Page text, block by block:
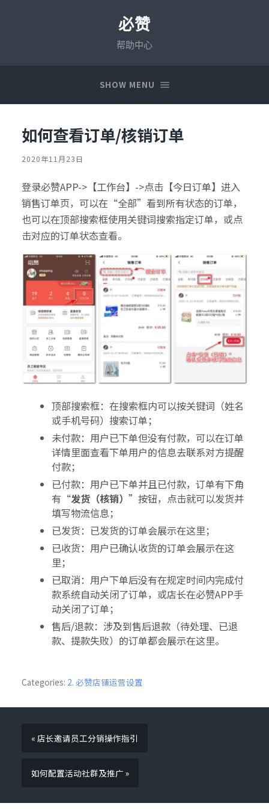
必赞
帮助中心
SHOW MENU
如何查看订单/核销订单
2020年11月23日
登录必赞APP->【工作台】->点击【今日订单】进入
销售订单页，可以在“全部”看到所有状态的订单，
也可以在顶部搜索框使用关键词搜索指定订单，或点
击对应的订单状态查看。
顶部搜索框：在搜索框内可以按关键词（姓名
或手机号码）搜索订单；
未付款：用户已下单但没有付款，可以在订单
详情里面查看下单用户的信息去联系对方提醒
付款；
已付款：用户已下单并且已付款，订单有下角
有“发货（核销） ”按钮，点击就可以发货并
填写物流信息；
已发货：已发货的订单会展示在这里；
已收货：用户已确认收货的订单会展示在这
里；
已取消：用户下单后没有在规定时间内完成付
款系统自动关闭了订单，或店长在必赞APP手
动关闭了订单；
售后/退款：涉及到售后退款（待处理、已退
款、提款失败）的订单都会展示在这里。
Categories: 2. 必赞店铺运营设置
« 店长邀请员工分销操作指引
如何配置活动社群及推广 »